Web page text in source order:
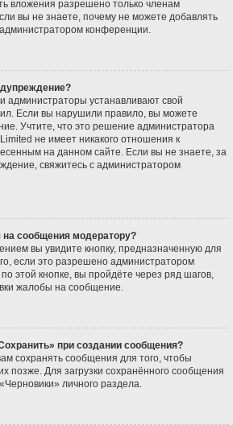
вложения разрешено только членам
вы не знаете, почему не можете добавлять
конференции.
администраторы устанавливают свой
Если вы нарушили правило, вы можете
Учтите, что это решение администратора
не имеет никакого отношения к
на данном сайте. Если вы не знаете, за
свяжитесь с администратором
на сообщения модератору?
вы увидите кнопку, предназначенную для
если это разрешено администратором
этой кнопке, вы пройдёте через ряд шагов,
жалобы на сообщение.
при создании сообщения?
сохранять сообщения для того, чтобы
позже. Для загрузки сохранённого сообщения
личного раздела.